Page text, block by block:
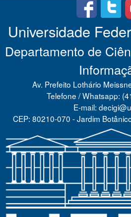
Universidade
Departamento de
Av. Prefeito Lothário
Telefone / Whatsapp:
E-mail:
CEP: 80210-070 - Jardim